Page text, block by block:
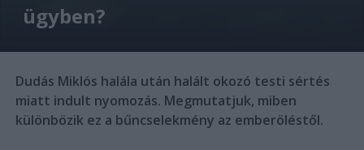
ügyben?
Dudás Miklós halála után halált okozó testi sértés
miatt indult nyomozás. Megmutatjuk, miben
különbözik ez a bűncselekmény az emberöléstől.